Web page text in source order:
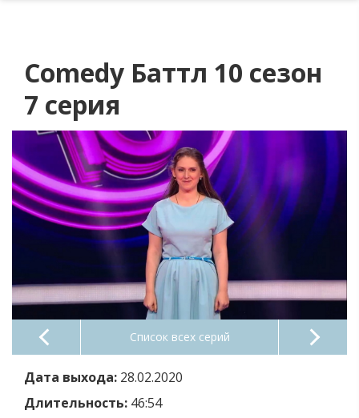
Comedy Баттл 10 сезон
7 серия
Список всех серий
Дата выхода: 28.02.2020
Длительность: 46:54